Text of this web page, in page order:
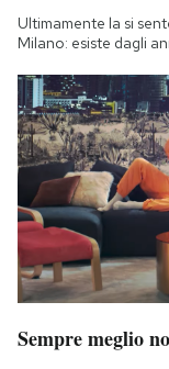
Ultimamente la si
Milano: esiste dagli
Sempre meglio